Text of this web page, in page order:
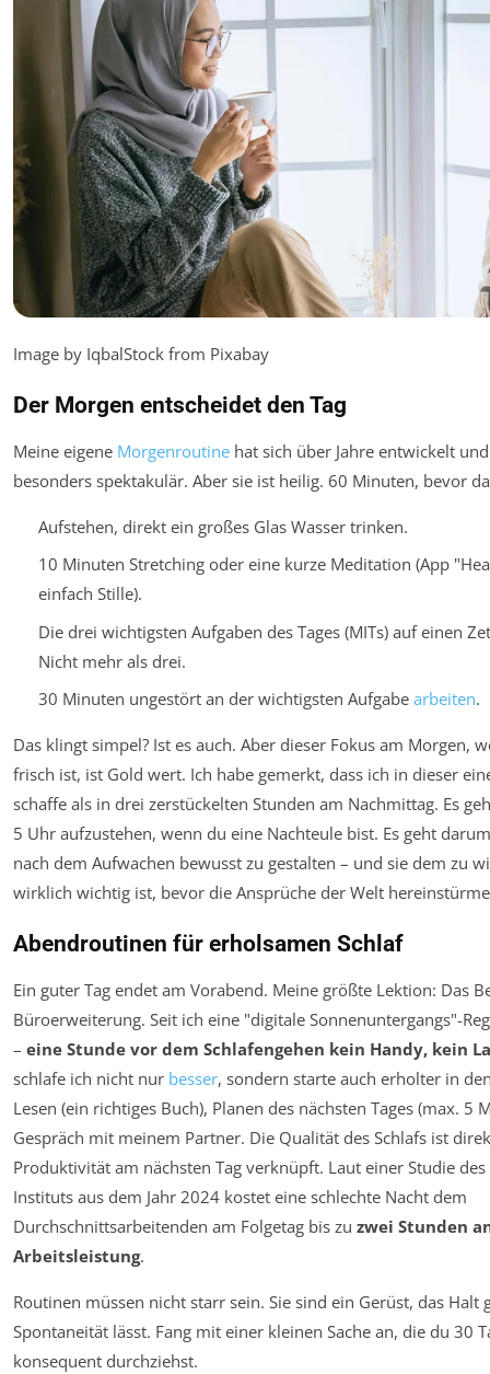
Image by IqbalStock from Pixabay
Der Morgen entscheidet den Tag
Meine eigene Morgenroutine hat sich über Jahre entwickelt
besonders spektakulär. Aber sie ist heilig. 60 Minuten, bevor
Aufstehen, direkt ein großes Glas Wasser trinken.
10 Minuten Stretching oder eine kurze Meditation (App
einfach Stille).
Die drei wichtigsten Aufgaben des Tages (MITs) auf einen
Nicht mehr als drei.
30 Minuten ungestört an der wichtigsten Aufgabe arbeiten.
Das klingt simpel? Ist es auch. Aber dieser Fokus am Morgen,
frisch ist, ist Gold wert. Ich habe gemerkt, dass ich in dieser
schaffe als in drei zerstückelten Stunden am Nachmittag. Es
5 Uhr aufzustehen, wenn du eine Nachteule bist. Es geht
nach dem Aufwachen bewusst zu gestalten – und sie dem zu
wirklich wichtig ist, bevor die Ansprüche der Welt
Abendroutinen für erholsamen Schlaf
Ein guter Tag endet am Vorabend. Meine größte Lektion: Das
Büroerweiterung. Seit ich eine "digitale Sonnenuntergangs"-
– eine Stunde vor dem Schlafengehen kein Handy, kein
schlafe ich nicht nur besser, sondern starte auch erholter in
Lesen (ein richtiges Buch), Planen des nächsten Tages (max. 5
Gespräch mit meinem Partner. Die Qualität des Schlafs ist
Produktivität am nächsten Tag verknüpft. Laut einer Studie des
Instituts aus dem Jahr 2024 kostet eine schlechte Nacht dem
Durchschnittsarbeitenden am Folgetag bis zu zwei Stunden
Arbeitsleistung.
Routinen müssen nicht starr sein. Sie sind ein Gerüst, das Halt
Spontaneität lässt. Fang mit einer kleinen Sache an, die du 30
konsequent durchziehst.